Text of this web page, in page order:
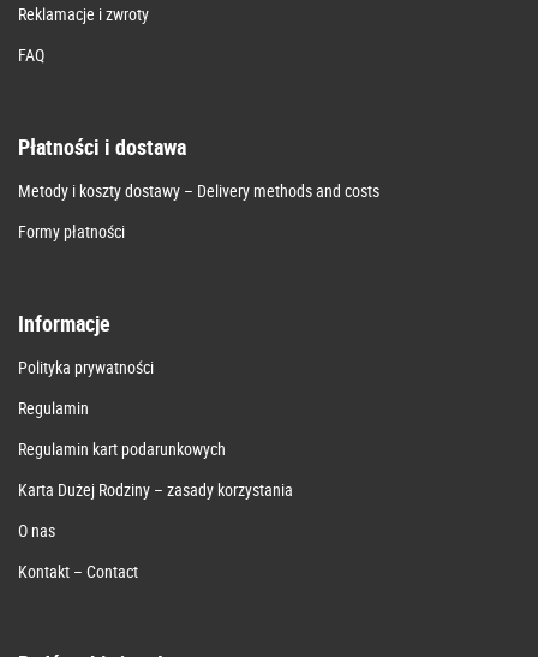
Reklamacje i zwroty
FAQ
Płatności i dostawa
Metody i koszty dostawy – Delivery methods and costs
Formy płatności
Informacje
Polityka prywatności
Regulamin
Regulamin kart podarunkowych
Karta Dużej Rodziny – zasady korzystania
O nas
Kontakt – Contact